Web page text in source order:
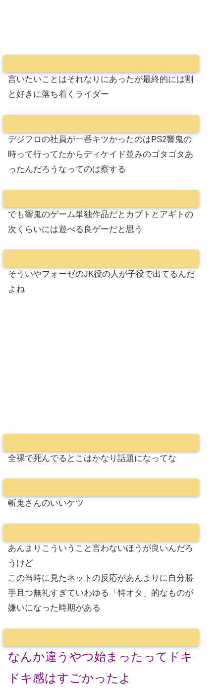
言いたいことはそれなりにあったが最終的には割
と好きに落ち着くライダー
デジフロの社員が一番キツかったのはPS2響鬼の
時って行ってたからディケイド並みのゴタゴタあ
ったんだろうなってのは察する
でも響鬼のゲーム単独作品だとカブトとアギトの
次くらいには遊べる良ゲーだと思う
そういやフォーゼのJK役の人が子役で出てるんだ
よね
全裸で死んでるとこはかなり話題になってな
斬鬼さんのいいケツ
あんまりこういうこと言わないほうが良いんだろ
うけど
この当時に見たネットの反応があんまりに自分勝
手且つ無礼すぎていわゆる「特オタ」的なものが
嫌いになった時期がある
なんか違うやつ始まったってドキ
ドキ感はすごかったよ